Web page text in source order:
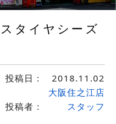
タイヤシーズ
投稿日： 2018.11.02
投稿者：
大阪住之江店
スタッフ